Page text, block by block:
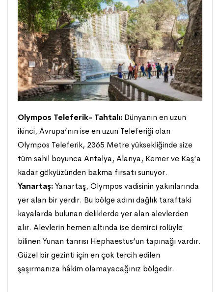
Olympos Teleferik- Tahtalı: Dünyanın en uzun
ikinci, Avrupa’nın ise en uzun Teleferiği olan
Olympos Teleferik, 2365 Metre yüksekliğinde size
tüm sahil boyunca Antalya, Alanya, Kemer ve Kaş’a
kadar gökyüzünden bakma fırsatı sunuyor.
Yanartaş:Yanartaş, Olympos vadisinin yakınlarında
yer alan bir yerdir. Bu bölge adını dağlık taraftaki
kayalarda bulunan deliklerde yer alan alevlerden
alır. Alevlerin hemen altında ise demirci rolüyle
bilinen Yunan tanrısı Hephaestus’un tapınağı vardır.
Güzel bir gezinti için en çok tercih edilen
şaşırmanıza hâkim olamayacağınız bölgedir.